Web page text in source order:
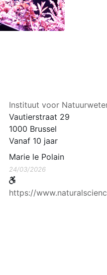
Instituut voor
Vautierstraat 29
1000 Brussel
Vanaf 10 jaar
Marie le Polain
24/03/2026
https://